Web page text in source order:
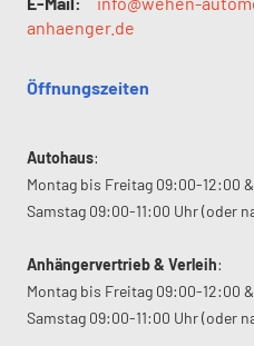
anhaenger.de
Öffnungszeiten
Autohaus:
Montag bis Freitag 09:00-12:00
Samstag 09:00-11:00 Uhr (oder
Anhängervertrieb & Verleih:
Montag bis Freitag 09:00-12:00
Samstag 09:00-11:00 Uhr (oder